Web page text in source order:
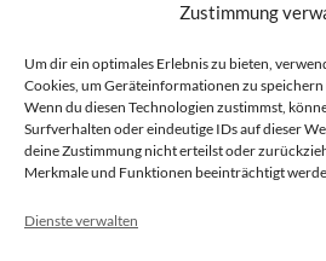
Zustimmung
Um dir ein optimales Erlebnis zu bieten,
Cookies, um Geräteinformationen zu
Wenn du diesen Technologien zustimmst,
Surfverhalten oder eindeutige IDs auf dieser
deine Zustimmung nicht erteilst oder
Merkmale und Funktionen beeinträchtigt
Dienste verwalten